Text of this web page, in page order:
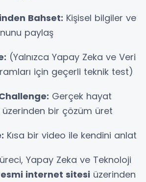
Bahset: Kişisel bilgiler ve
paylaş
(Yalnızca Yapay Zeka ve Veri
için geçerli teknik test)
Gerçek hayat
bir çözüm üret
Kısa bir video ile kendini anlat
Yapay Zeka ve Teknoloji
internet sitesi üzerinden